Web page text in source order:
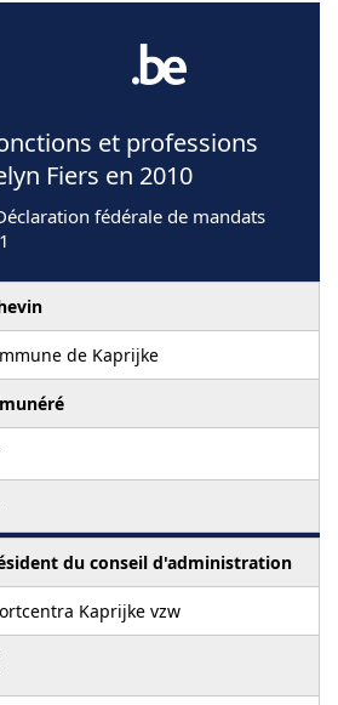
et professions
Fiers en 2010
fédérale de mandats
de Kaprijke
du conseil d'administration
Kaprijke vzw